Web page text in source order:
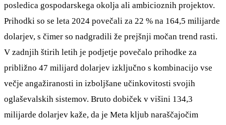
posledica gospodarskega okolja ali ambicioznih projektov.
Prihodki so se leta 2024 povečali za 22 % na 164,5 milijarde
dolarjev, s čimer so nadgradili že prejšnji močan trend rasti.
V zadnjih štirih letih je podjetje povečalo prihodke za
približno 47 milijard dolarjev izključno s kombinacijo vse
večje angažiranosti in izboljšane učinkovitosti svojih
oglaševalskih sistemov. Bruto dobiček v višini 134,3
milijarde dolarjev kaže, da je Meta kljub naraščajočim